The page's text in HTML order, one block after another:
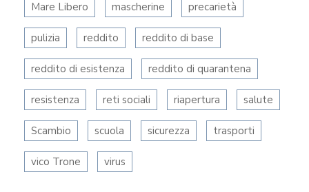
Mare Libero mascherine precarietà
pulizia reddito reddito di base
reddito di esistenza reddito di quarantena
resistenza reti sociali riapertura salute
Scambio scuola sicurezza trasporti
vico Trone virus